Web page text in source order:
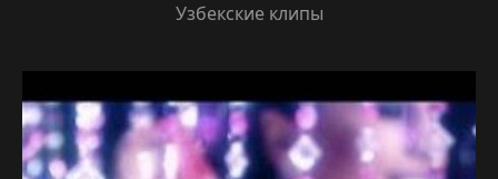
Узбекские клипы